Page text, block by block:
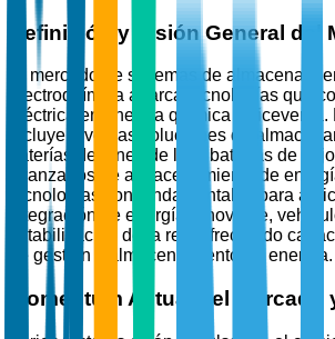
Definición y Visión General del
El mercado de sistemas de
electroquímica abarca tecnologías que
eléctrica en energía química y viceversa.
incluye diversas soluciones de
baterías de iones de litio, baterías de
avanzados de almacenamiento de
tecnologías son fundamentales para
integración de energía renovable,
estabilización de la red, ofreciendo
de gestión y almacenamiento de energía.
Momentum Actual del Mercado